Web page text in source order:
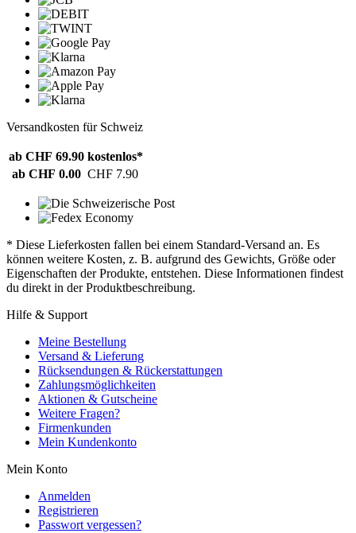
Versandkosten für Schweiz
ab CHF 69.90 kostenlos*
ab CHF 0.00 CHF 7.90
* Diese Lieferkosten fallen bei einem Standard-Versand an. Es
können weitere Kosten, z. B. aufgrund des Gewichts, Größe oder
Eigenschaften der Produkte, entstehen. Diese Informationen findest
du direkt in der Produktbeschreibung.
Hilfe & Support
Meine Bestellung
Versand & Lieferung
Rücksendungen & Rückerstattungen
Zahlungsmöglichkeiten
Aktionen & Gutscheine
Weitere Fragen?
Firmenkunden
Mein Kundenkonto
Mein Konto
Anmelden
Registrieren
Passwort vergessen?